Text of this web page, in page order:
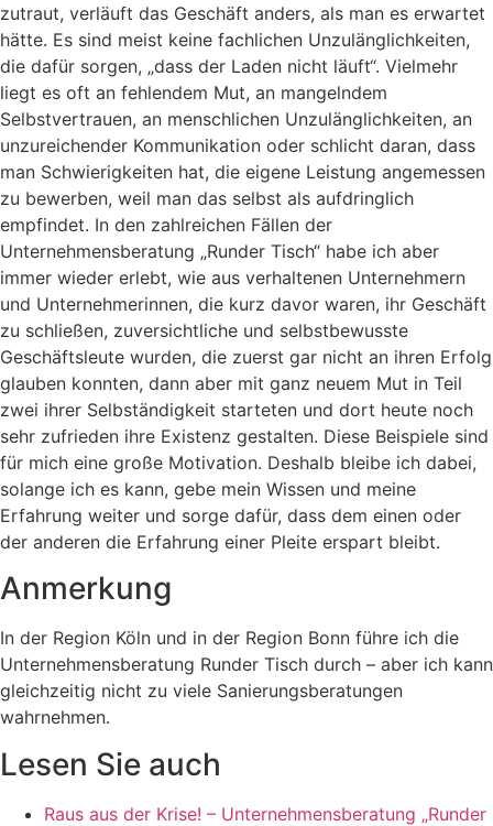
zutraut, verläuft das Geschäft anders, als man es erwartet
hätte. Es sind meist keine fachlichen Unzulänglichkeiten,
die dafür sorgen, „dass der Laden nicht läuft“. Vielmehr
liegt es oft an fehlendem Mut, an mangelndem
Selbstvertrauen, an menschlichen Unzulänglichkeiten, an
unzureichender Kommunikation oder schlicht daran, dass
man Schwierigkeiten hat, die eigene Leistung angemessen
zu bewerben, weil man das selbst als aufdringlich
empfindet. In den zahlreichen Fällen der
Unternehmensberatung „Runder Tisch“ habe ich aber
immer wieder erlebt, wie aus verhaltenen Unternehmern
und Unternehmerinnen, die kurz davor waren, ihr Geschäft
zu schließen, zuversichtliche und selbstbewusste
Geschäftsleute wurden, die zuerst gar nicht an ihren Erfolg
glauben konnten, dann aber mit ganz neuem Mut in Teil
zwei ihrer Selbständigkeit starteten und dort heute noch
sehr zufrieden ihre Existenz gestalten. Diese Beispiele sind
für mich eine große Motivation. Deshalb bleibe ich dabei,
solange ich es kann, gebe mein Wissen und meine
Erfahrung weiter und sorge dafür, dass dem einen oder
der anderen die Erfahrung einer Pleite erspart bleibt.
Anmerkung
In der Region Köln und in der Region Bonn führe ich die
Unternehmensberatung Runder Tisch durch – aber ich kann
gleichzeitig nicht zu viele Sanierungsberatungen
wahrnehmen.
Lesen Sie auch
Raus aus der Krise! – Unternehmensberatung „Runder